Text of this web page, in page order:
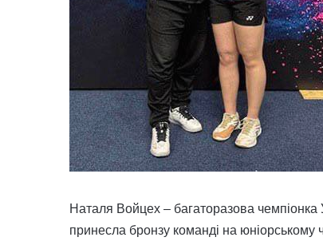
Наталя Войцех – багаторазова чемпіонка
принесла бронзу команді на юніорському